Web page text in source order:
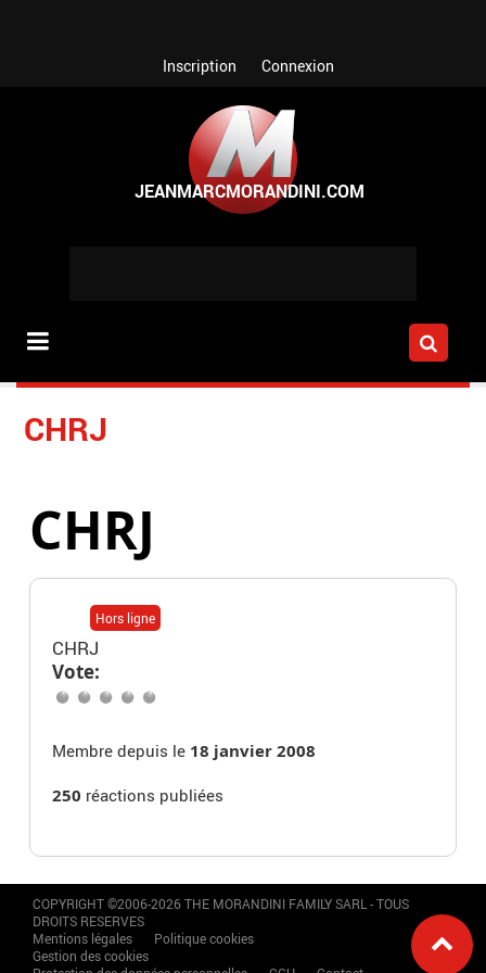
Inscription Connexion
CHRJ
CHRJ
Hors ligne
CHRJ
Vote:
Membre depuis le 18 janvier 2008
250 réactions publiées
COPYRIGHT ©2006-2026 THE MORANDINI FAMILY SARL - TOUS
DROITS RESERVES
Mentions légales
Politique cookies
Gestion des cookies